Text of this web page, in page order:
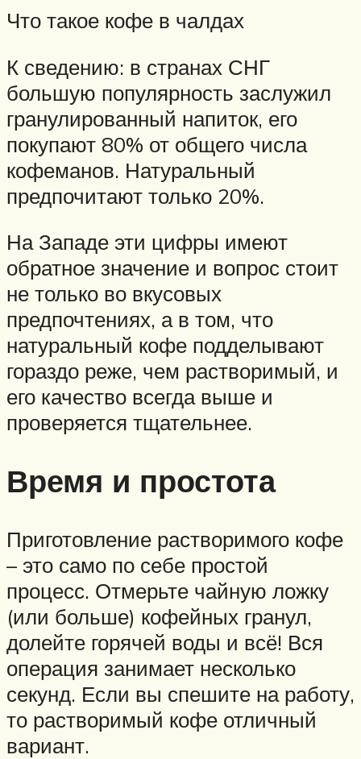
Что такое кофе в чалдах
К сведению: в странах СНГ
большую популярность заслужил
гранулированный напиток, его
покупают 80% от общего числа
кофеманов. Натуральный
предпочитают только 20%.
На Западе эти цифры имеют
обратное значение и вопрос стоит
не только во вкусовых
предпочтениях, а в том, что
натуральный кофе подделывают
гораздо реже, чем растворимый, и
его качество всегда выше и
проверяется тщательнее.
Время и простота
Приготовление растворимого кофе
– это само по себе простой
процесс. Отмерьте чайную ложку
(или больше) кофейных гранул,
долейте горячей воды и всё! Вся
операция занимает несколько
секунд. Если вы спешите на работу,
то растворимый кофе отличный
вариант.